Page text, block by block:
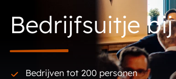
Bedrijfsuitje
Bedrijven tot 200 personen